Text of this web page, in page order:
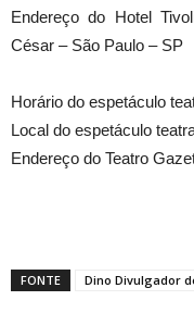
Endereço do Hotel
César – São Paulo – SP
Horário do espetáculo
Local do espetáculo
Endereço do Teatro
FONTE Dino Divulgador